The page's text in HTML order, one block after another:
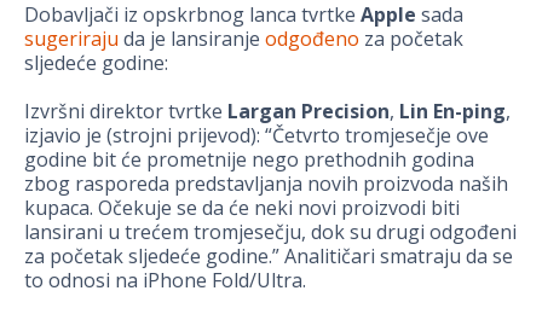
Dobavljači iz opskrbnog lanca tvrtke Apple sada
sugeriraju da je lansiranje odgođeno za početak
sljedeće godine:
Izvršni direktor tvrtke Largan Precision, Lin En-ping,
izjavio je (strojni prijevod): “Četvrto tromjesečje ove
godine bit će prometnije nego prethodnih godina
zbog rasporeda predstavljanja novih proizvoda naših
kupaca. Očekuje se da će neki novi proizvodi biti
lansirani u trećem tromjesečju, dok su drugi odgođeni
za početak sljedeće godine.” Analitičari smatraju da se
to odnosi na iPhone Fold/Ultra.